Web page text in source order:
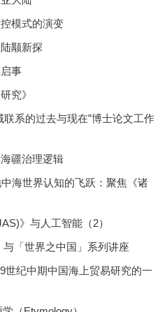
模式的演变
颙新探
事
究》
系的过去与现在”博士论文工作
疆治理逻辑
海世界认知的飞跃：聚焦《诸
》与人工智能（2）
「世界之中国」系列讲座
纪中期中国海上贸易研究的一